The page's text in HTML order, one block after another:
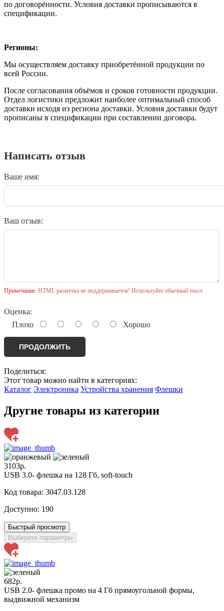
по договорённости. Условия доставки прописываются в
спецификации.
Регионы:
Мы осуществляем доставку приобретённой продукции по
всей России.
После согласования объёмов и сроков готовности продукции.
Отдел логистики предложит наиболее оптимальный способ
доставки исходя из региона доставки. Условия доставки будут
прописаны в спецификации при составлении договора.
Написать отзыв
Ваше имя:
Ваш отзыв:
Примечание: HTML разметка не поддерживается! Используйте обычный текст.
Оценка:
Плохо
Хорошо
ПРОДОЛЖИТЬ
Поделиться:
Этот товар можно найти в категориях:
Каталог Электроника Устройства хранения Флешки
Другие товары из категории
3103р.
USB 3.0- флешка на 128 Гб, soft-touch
Код товара: 3047.03.128
Доступно: 190
Быстрый просмотр
Выберите параметры
682р.
USB 2.0- флешка промо на 4 Гб прямоугольной формы,
выдвижной механизм